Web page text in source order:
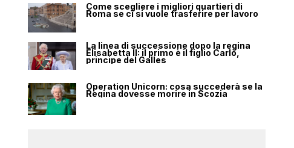
Come scegliere i migliori quartieri di
Roma se ci si vuole trasferire per lavoro
La linea di successione dopo la regina
Elisabetta II: il primo è il figlio Carlo,
principe del Galles
Operation Unicorn: cosa succederà se la
Regina dovesse morire in Scozia